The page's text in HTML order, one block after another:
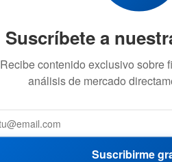
Suscríbete a
Recibe contenido exclusivo sobre
análisis de mercado
Suscribirme